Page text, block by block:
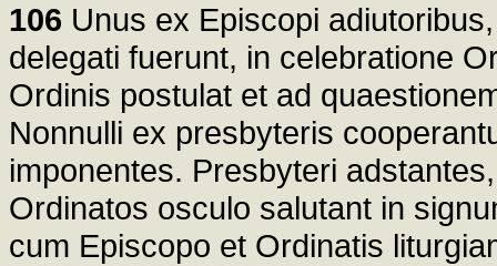
106 Unus ex Episcopi
delegati fuerunt, in celebratione
Ordinis postulat et ad
Nonnulli ex presbyteris
imponentes. Presbyteri
Ordinatos osculo salutant in
cum Episcopo et Ordinatis